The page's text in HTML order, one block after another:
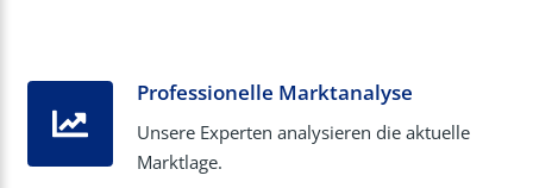
Professionelle Marktanalyse
Unsere Experten analysieren die aktuelle
Marktlage.